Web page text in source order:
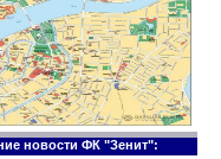
новости ФК "Зенит":